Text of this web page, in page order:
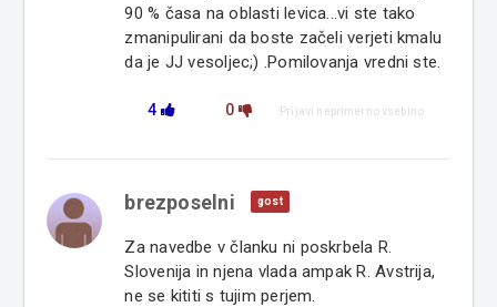
90 % časa na oblasti levica...vi ste tako
zmanipulirani da boste začeli verjeti kmalu
da je JJ vesoljec;) .Pomilovanja vredni ste.
4 0 Prijavi neprimerno vsebino
brezposelni gost
Za navedbe v članku ni poskrbela R.
Slovenija in njena vlada ampak R. Avstrija,
ne se kititi s tujim perjem.